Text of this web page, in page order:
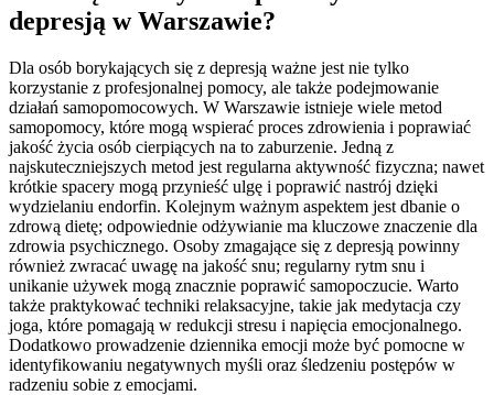
depresją w Warszawie?
Dla osób borykających się z depresją ważne jest nie tylko
korzystanie z profesjonalnej pomocy, ale także podejmowanie
działań samopomocowych. W Warszawie istnieje wiele metod
samopomocy, które mogą wspierać proces zdrowienia i poprawiać
jakość życia osób cierpiących na to zaburzenie. Jedną z
najskuteczniejszych metod jest regularna aktywność fizyczna; nawet
krótkie spacery mogą przynieść ulgę i poprawić nastrój dzięki
wydzielaniu endorfin. Kolejnym ważnym aspektem jest dbanie o
zdrową dietę; odpowiednie odżywianie ma kluczowe znaczenie dla
zdrowia psychicznego. Osoby zmagające się z depresją powinny
również zwracać uwagę na jakość snu; regularny rytm snu i
unikanie używek mogą znacznie poprawić samopoczucie. Warto
także praktykować techniki relaksacyjne, takie jak medytacja czy
joga, które pomagają w redukcji stresu i napięcia emocjonalnego.
Dodatkowo prowadzenie dziennika emocji może być pomocne w
identyfikowaniu negatywnych myśli oraz śledzeniu postępów w
radzeniu sobie z emocjami.